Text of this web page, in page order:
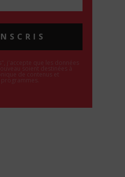
j'accepte que les données
soient destinées à
de contenus et